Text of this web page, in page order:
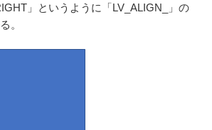
」というように「LV_ALIGN_」の
。